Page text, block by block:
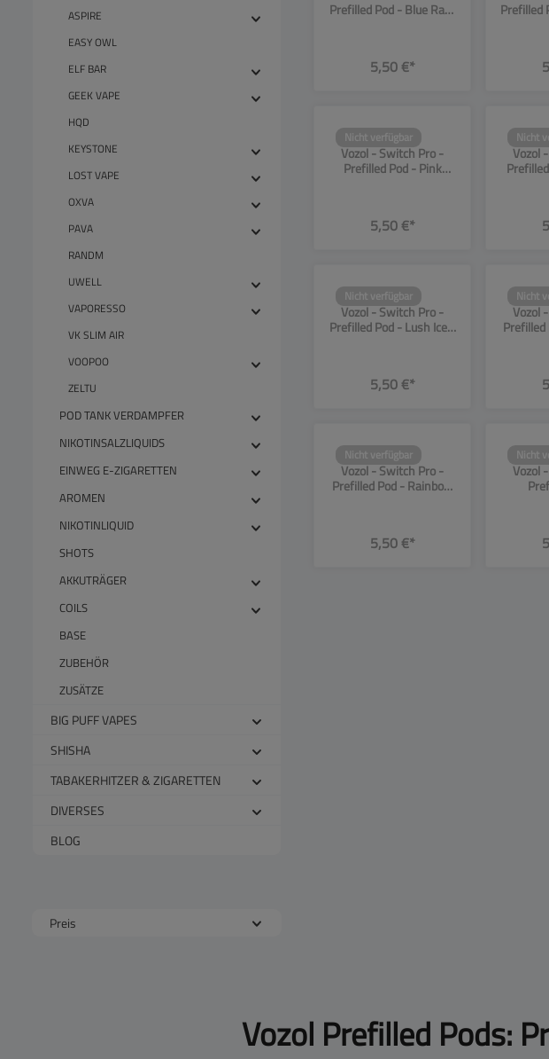
ASPIRE
EASY OWL
ELF BAR
GEEK VAPE
HQD
KEYSTONE
LOST VAPE
OXVA
PAVA
RANDM
UWELL
VAPORESSO
VK SLIM AIR
VOOPOO
ZELTU
POD TANK VERDAMPFER
NIKOTINSALZLIQUIDS
EINWEG E-ZIGARETTEN
AROMEN
NIKOTINLIQUID
SHOTS
AKKUTRÄGER
COILS
BASE
ZUBEHÖR
ZUSÄTZE
BIG PUFF VAPES
SHISHA
TABAKERHITZER & ZIGARETTEN
DIVERSES
BLOG
Preis
Prefilled Pod - Blue Razz
5,50 €*
Prefilled
Nicht verfügbar
SW13972
Vozol - Switch Pro -
Prefilled Pod - Pink
5,50 €*
Nicht
Vozol
Nicht verfügbar
SW13977
Vozol - Switch Pro -
Prefilled Pod - Lush Ice -
5,50 €*
Nicht
Vozol
Prefilled
Nicht verfügbar
SW13982
Vozol - Switch Pro -
Prefilled Pod - Rainbow
5,50 €*
Nicht
Vozol
Vozol Prefilled Pods: